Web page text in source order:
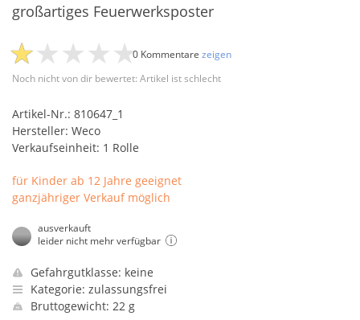
großartiges Feuerwerksposter
Noch nicht von dir bewertet: Artikel ist schlecht
0 Kommentare zeigen
Artikel-Nr.: 810647_1
Hersteller: Weco
Verkaufseinheit: 1 Rolle
für Kinder ab 12 Jahre geeignet
ganzjähriger Verkauf möglich
ausverkauft
leider nicht mehr verfügbar
Gefahrgutklasse: keine
Kategorie: zulassungsfrei
Bruttogewicht: 22 g